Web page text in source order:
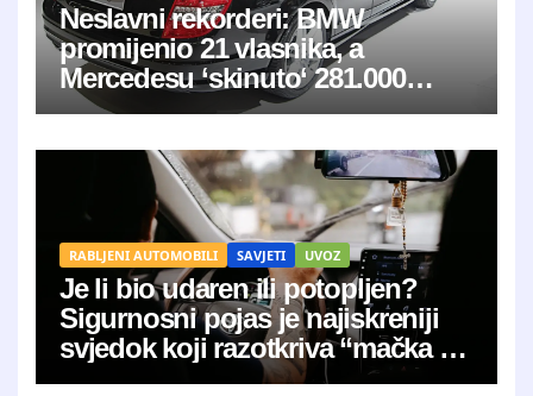
Neslavni rekorderi: BMW
promijenio 21 vlasnika, a
Mercedesu ‘skinuto‘ 281.000
kilometara
RABLJENI AUTOMOBILI SAVJETI UVOZ
Je li bio udaren ili potopljen?
Sigurnosni pojas je najiskreniji
svjedok koji razotkriva “mačka u
vreći”